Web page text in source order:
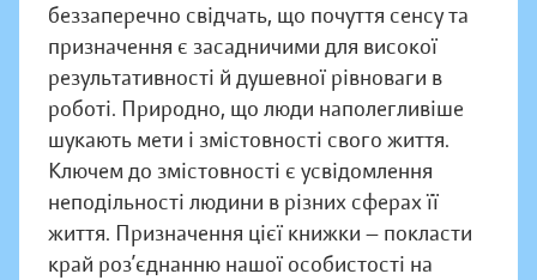
беззаперечно свідчать, що почуття сенсу та
призначення є засадничими для високої
результативності й душевної рівноваги в
роботі. Природно, що люди наполегливіше
шукають мети і змістовності свого життя.
Ключем до змістовності є усвідомлення
неподільності людини в різних сферах її
життя. Призначення цієї книжки — покласти
край роз’єднанню нашої особистості на